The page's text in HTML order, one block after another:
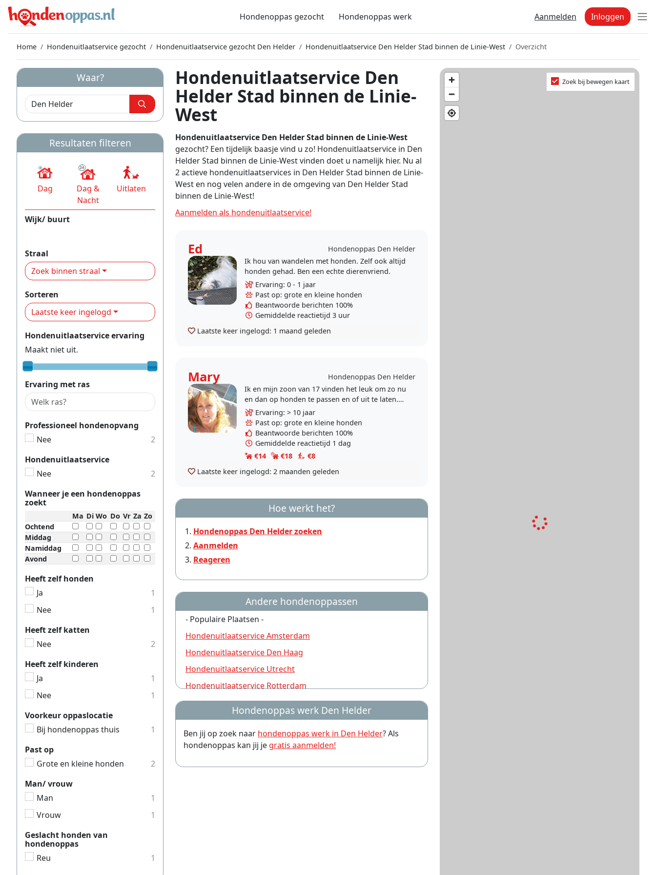
Hondenoppas gezocht Hondenoppas werk Aanmelden Inloggen
Home Hondenuitlaatservice gezocht Hondenuitlaatservice gezocht Den Helder Hondenuitlaatservice Den Helder Stad binnen de Linie-West Overzicht
Hondenuitlaatservice Den
Helder Stad binnen de Linie-
West
Hondenuitlaatservice Den Helder Stad binnen de Linie-West
gezocht? Een tijdelijk baasje vind u zo! Hondenuitlaatservice in Den
Helder Stad binnen de Linie-West vinden doet u namelijk hier. Nu al
2 actieve hondenuitlaatservices in Den Helder Stad binnen de Linie-
West en nog velen andere in de omgeving van Den Helder Stad
binnen de Linie-West!
Aanmelden als hondenuitlaatservice!
Ed
Hondenoppas Den Helder
Ik hou van wandelen met honden. Zelf ook altijd
honden gehad. Ben een echte dierenvriend.
Ervaring: 0 - 1 jaar
Past op: grote en kleine honden
Beantwoorde berichten 100%
Gemiddelde reactietijd 3 uur
Laatste keer ingelogd: 1 maand geleden
Mary
Hondenoppas Den Helder
Ik en mijn zoon van 17 vinden het leuk om zo nu
en dan op honden te passen en of uit te laten.
Wij hebben14 jaar een Bordercodercollie
gehad...
Ervaring: > 10 jaar
Past op: grote en kleine honden
Beantwoorde berichten 100%
Gemiddelde reactietijd 1 dag
€14
€18
€8
Laatste keer ingelogd: 2 maanden geleden
Hoe werkt het?
Hondenoppas Den Helder zoeken
Aanmelden
Reageren
Andere hondenoppassen
- Populaire Plaatsen -
Hondenuitlaatservice Amsterdam
Hondenuitlaatservice Den Haag
Hondenuitlaatservice Utrecht
Hondenuitlaatservice Rotterdam
Hondenuitlaatservice Nijmegen
Hondenuitlaatservice Groningen
Hondenuitlaatservice Almere
Hondenuitlaatservice Amersfoort
Hondenuitlaatservice Arnhem
Hondenoppas werk Den Helder
Ben jij op zoek naar hondenoppas werk in Den Helder? Als
hondenoppas kan jij je gratis aanmelden!
Zoek bij bewegen kaart
Waar?
Resultaten filteren
Dag
Dag &
Nacht
Uitlaten
Wijk/ buurt
Straal
Zoek binnen straal
Sorteren
Laatste keer ingelogd
Hondenuitlaatservice ervaring
Maakt niet uit.
Ervaring met ras
Professioneel hondenopvang
Nee
2
Hondenuitlaatservice
Nee
2
Wanneer je een hondenoppas
zoekt
Ma Di Wo Do Vr Za Zo
Ochtend
Middag
Namiddag
Avond
Heeft zelf honden
Ja
1
Nee
1
Heeft zelf katten
Nee
2
Heeft zelf kinderen
Ja
1
Nee
1
Voorkeur oppaslocatie
Bij hondenoppas thuis
1
Past op
Grote en kleine honden
2
Man/ vrouw
Man
1
Vrouw
1
Geslacht honden van
hondenoppas
Reu
1